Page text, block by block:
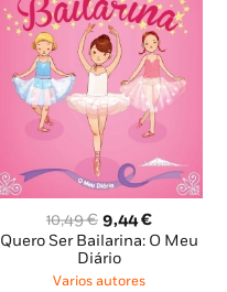
10,49€ O
preço
original
era:
9,44€O
preço
Quero Ser Bailarina: O Meu
Diário
Varios autores